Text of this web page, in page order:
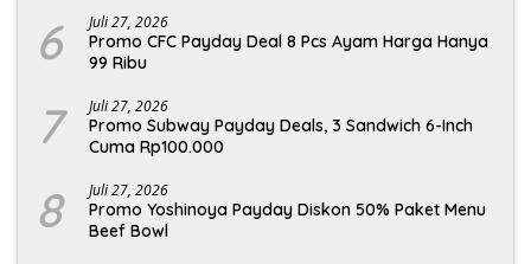
6 Juli 27, 2026
Promo CFC Payday Deal 8 Pcs Ayam Harga Hanya
99 Ribu
7 Juli 27, 2026
Promo Subway Payday Deals, 3 Sandwich 6-Inch
Cuma Rp100.000
8 Juli 27, 2026
Promo Yoshinoya Payday Diskon 50% Paket Menu
Beef Bowl